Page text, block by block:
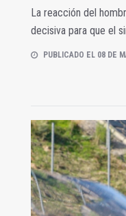
La reacción del
decisiva para que el
PUBLICADO EL 08 DE